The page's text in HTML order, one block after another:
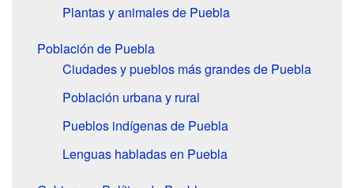
Plantas y animales de Puebla
Población de Puebla
Ciudades y pueblos más grandes de Puebla
Población urbana y rural
Pueblos indígenas de Puebla
Lenguas habladas en Puebla